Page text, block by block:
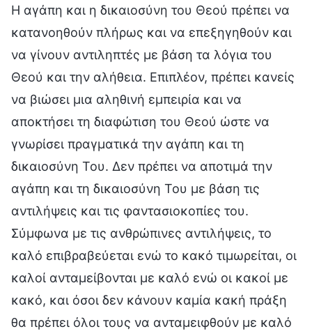
Η αγάπη και η δικαιοσύνη του Θεού πρέπει να
κατανοηθούν πλήρως και να επεξηγηθούν και
να γίνουν αντιληπτές με βάση τα λόγια του
Θεού και την αλήθεια. Επιπλέον, πρέπει κανείς
να βιώσει μια αληθινή εμπειρία και να
αποκτήσει τη διαφώτιση του Θεού ώστε να
γνωρίσει πραγματικά την αγάπη και τη
δικαιοσύνη Του. Δεν πρέπει να αποτιμά την
αγάπη και τη δικαιοσύνη Του με βάση τις
αντιλήψεις και τις φαντασιοκοπίες του.
Σύμφωνα με τις ανθρώπινες αντιλήψεις, το
καλό επιβραβεύεται ενώ το κακό τιμωρείται, οι
καλοί ανταμείβονται με καλό ενώ οι κακοί με
κακό, και όσοι δεν κάνουν καμία κακή πράξη
θα πρέπει όλοι τους να ανταμειφθούν με καλό